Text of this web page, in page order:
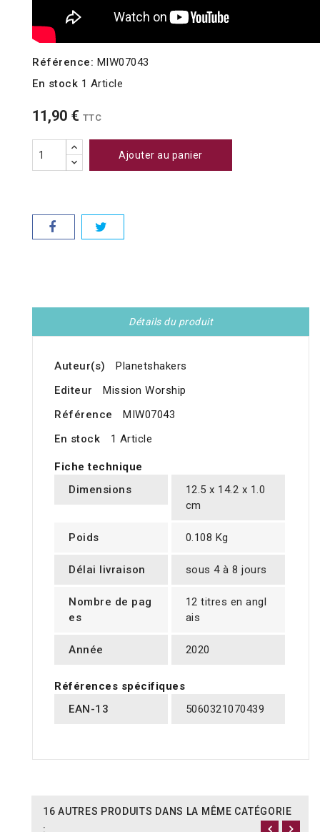
Référence: MIW07043
En stock 1 Article
11,90 € TTC
Ajouter au panier
Détails du produit
Auteur(s)
Planetshakers
Editeur
Mission Worship
Référence
MIW07043
En stock
1 Article
Fiche technique
Dimensions
12.5 x 14.2 x 1.0
cm
Poids 0.108 Kg
Délai livraison sous 4 à 8 jours
Nombre de pag
es
12 titres en angl
ais
Année 2020
Références spécifiques
EAN-13
5060321070439
16 AUTRES PRODUITS DANS LA MÊME CATÉGORIE
: